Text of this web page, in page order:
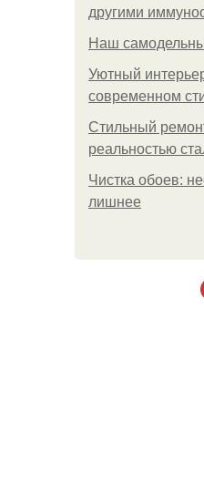
другими
Наш
Уютный
современном
Стильный
реальностью
Чистка обоев:
лишнее